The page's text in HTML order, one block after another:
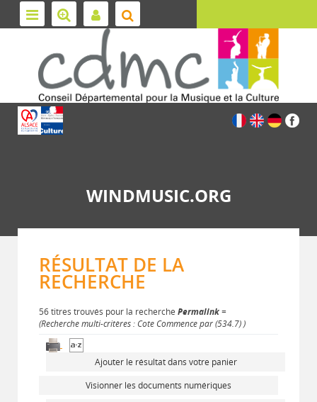
WINDMUSIC.ORG
RÉSULTAT DE LA
RECHERCHE
56 titres trouvés pour la recherche Permalink=
(Recherche multi-critères : Cote Commence par (534.7) )
Ajouter le résultat dans votre panier
Visionner les documents numériques